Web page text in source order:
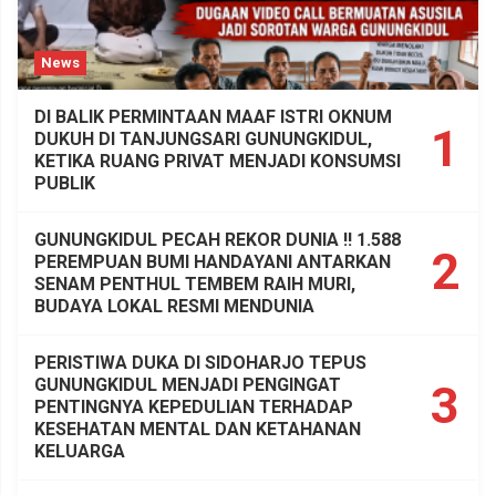
News
1
DI BALIK PERMINTAAN MAAF ISTRI OKNUM
DUKUH DI TANJUNGSARI GUNUNGKIDUL,
KETIKA RUANG PRIVAT MENJADI KONSUMSI
PUBLIK
2
GUNUNGKIDUL PECAH REKOR DUNIA !! 1.588
PEREMPUAN BUMI HANDAYANI ANTARKAN
SENAM PENTHUL TEMBEM RAIH MURI,
BUDAYA LOKAL RESMI MENDUNIA
3
PERISTIWA DUKA DI SIDOHARJO TEPUS
GUNUNGKIDUL MENJADI PENGINGAT
PENTINGNYA KEPEDULIAN TERHADAP
KESEHATAN MENTAL DAN KETAHANAN
KELUARGA